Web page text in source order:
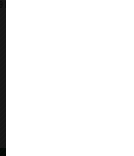
KILO